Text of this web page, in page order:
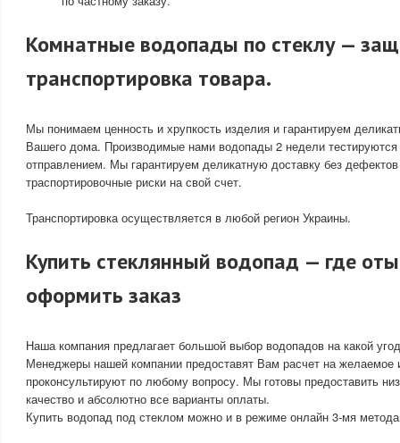
Комнатные водопады по стеклу —
транспортировка товара.
Мы понимаем ценность и хрупкость изделия и гарантируем
Вашего дома. Производимые нами водопады 2 недели тестируются
отправлением. Мы гарантируем деликатную доставку без
траспортировочные риски на свой счет.
Транспортировка осуществляется в любой регион Украины.
Купить стеклянный водопад — где
оформить заказ
Наша компания предлагает большой выбор водопадов на какой
Менеджеры нашей компании предоставят Вам расчет на желаемое
проконсультируют по любому вопросу. Мы готовы предоставить
качество и абсолютно все варианты оплаты.
Купить водопад под стеклом можно и в режиме онлайн 3-мя